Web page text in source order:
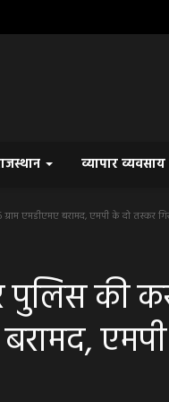
व्यापार व्यवसाय
ग्राम एमडीएमए बरामद, एमपी के दो तस्कर
की